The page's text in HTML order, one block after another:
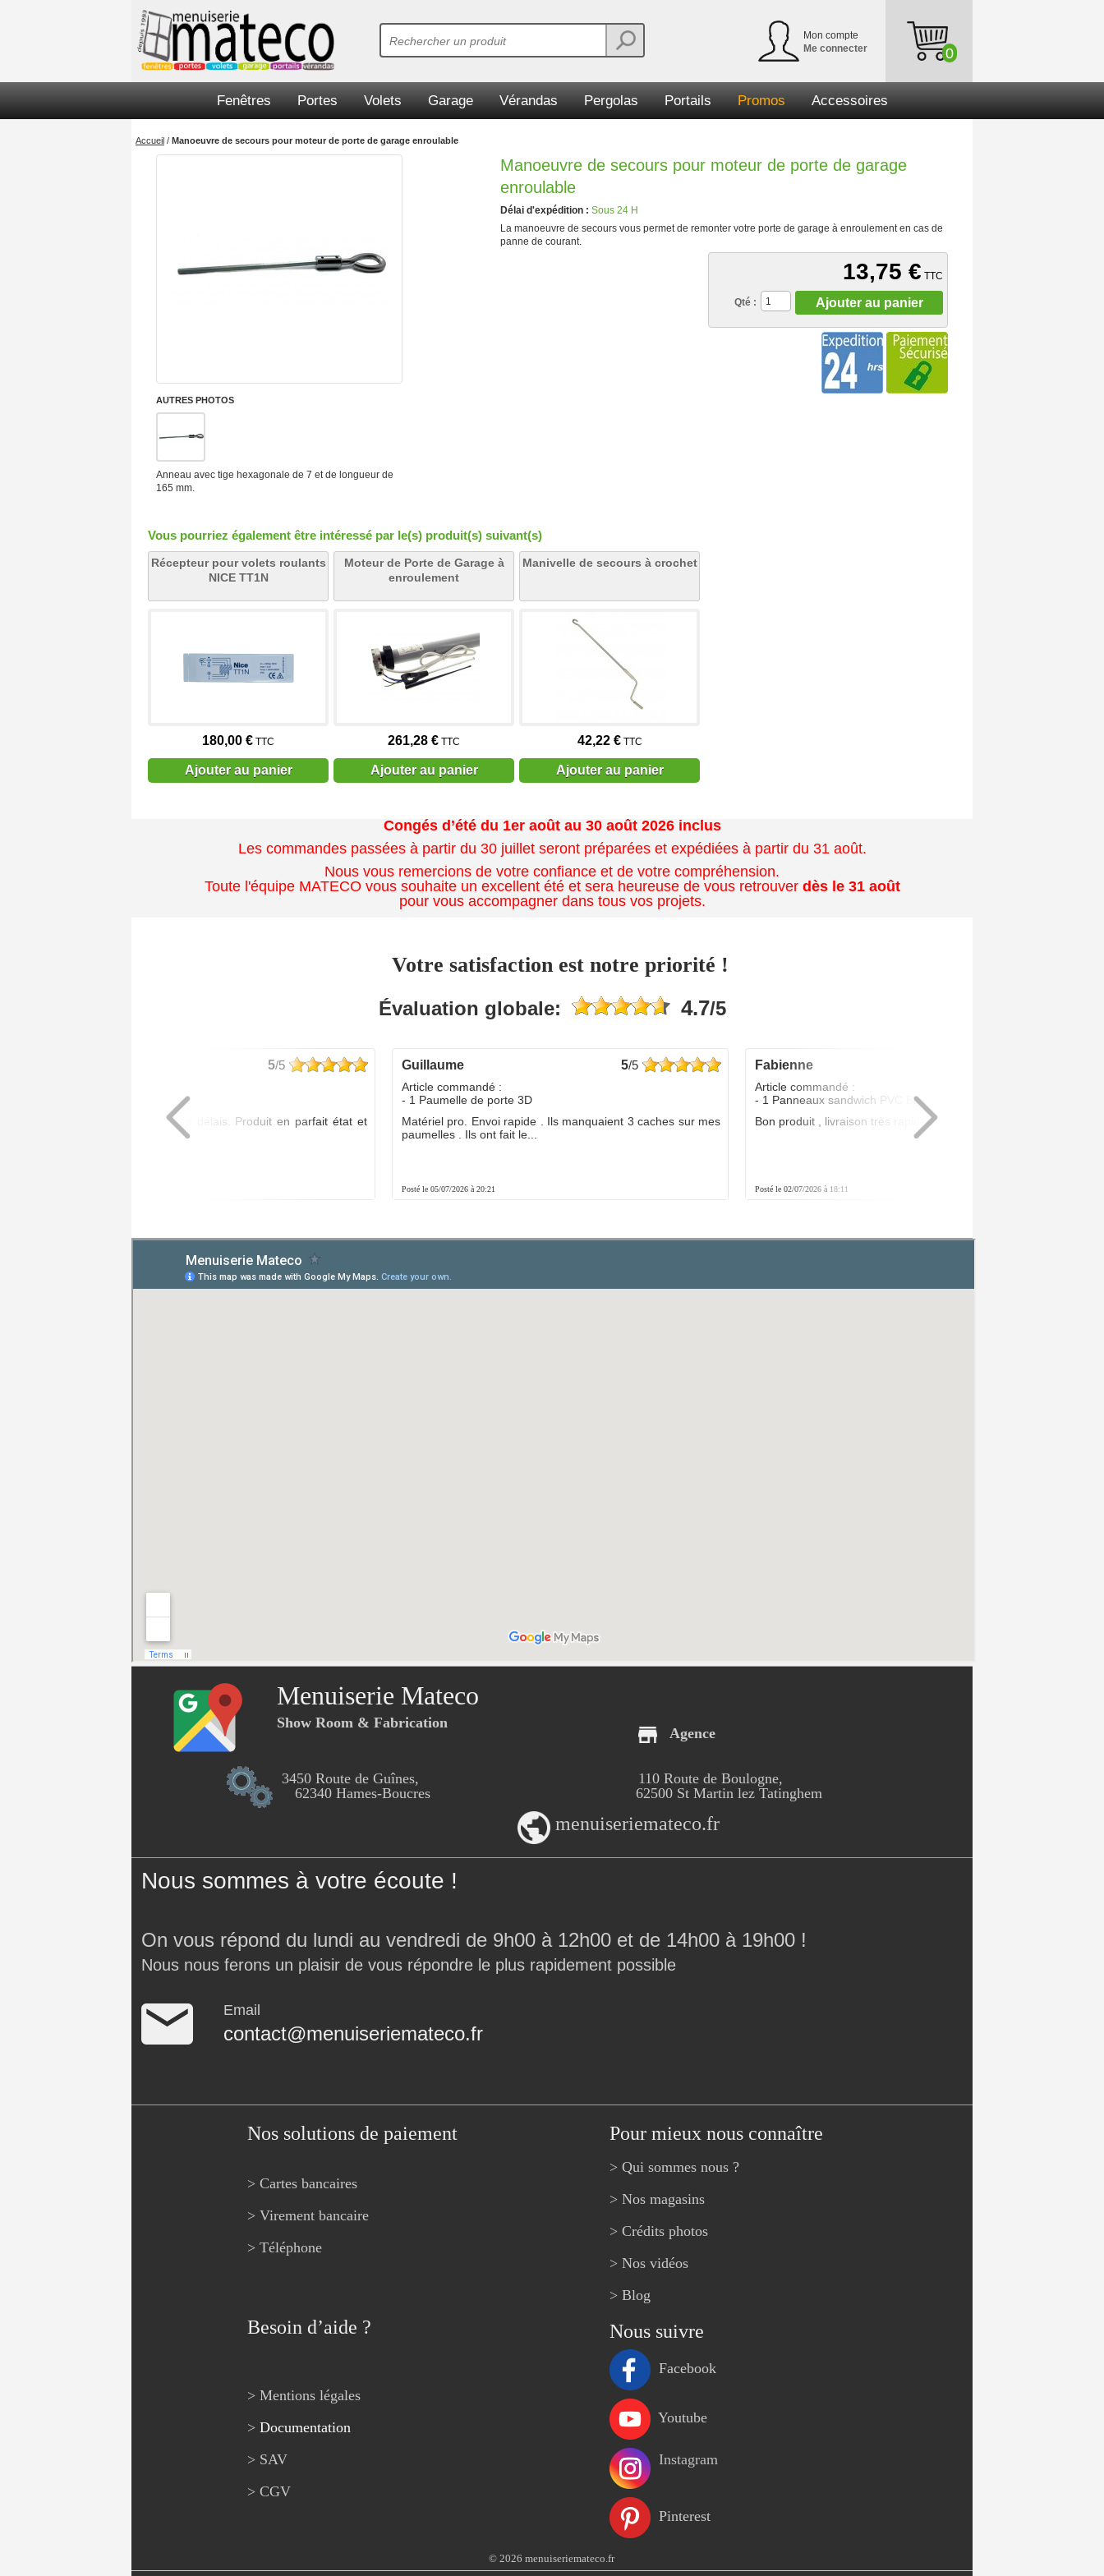
Mon compte
Me connecter
0
Fenêtres Portes Volets Garage Vérandas Pergolas Portails Promos Accessoires
Accueil / Manoeuvre de secours pour moteur de porte de garage enroulable
Manoeuvre de secours pour moteur de porte de garage
enroulable
Délai d'expédition : Sous 24 H
La manoeuvre de secours vous permet de remonter votre porte de garage à enroulement en cas de
panne de courant.
13,75 € TTC
Qté : Ajouter au panier
AUTRES PHOTOS
Anneau avec tige hexagonale de 7 et de longueur de
165 mm.
Vous pourriez également être intéressé par le(s) produit(s) suivant(s)
Récepteur pour volets roulants
NICE TT1N
180,00 € TTC
Ajouter au panier
Moteur de Porte de Garage à
enroulement
261,28 € TTC
Ajouter au panier
Manivelle de secours à crochet
42,22 €TTC
Ajouter au panier
Congés d’été du 1er août au 30 août 2026 inclus
Les commandes passées à partir du 30 juillet seront préparées et expédiées à partir du 31 août.
Nous vous remercions de votre confiance et de votre compréhension.
Toute l'équipe MATECO vous souhaite un excellent été et sera heureuse de vous retrouver dès le 31 août
pour vous accompagner dans tous vos projets.
Votre satisfaction est notre priorité !
Évaluation globale: 4.7/5
5/5
Livraison assurée dans les délais. Produit en parfait état et
guillaume 5/5
Posté le 05/07/2026 à 20:21
Article commandé :
- 1 Paumelle de porte 3D
Matériel pro. Envoi rapide . Ils manquaient 3 caches sur mes
paumelles . Ils ont fait le...
fabienne
Posté le 02/07/2026 à 18:11
Article commandé :
- 1 Panneaux sandwich PVC Blanc 24 MM
Bon produit , livraison très rapide .Parfait
Menuiserie Mateco
Show Room & Fabrication
Agence
3450 Route de Guînes,
62340 Hames-Boucres
110 Route de Boulogne,
62500 St Martin lez Tatinghem
menuiseriemateco.fr
Nous sommes à votre écoute !
On vous répond du lundi au vendredi de 9h00 à 12h00 et de 14h00 à 19h00 !
Nous nous ferons un plaisir de vous répondre le plus rapidement possible
Email
contact@menuiseriemateco.fr
Nos solutions de paiement Pour mieux nous connaître
> Cartes bancaires
> Virement bancaire
> Téléphone
> Qui sommes nous ?
> Nos magasins
> Crédits photos
> Nos vidéos
> Blog
Besoin d’aide ? Nous suivre
> Mentions légales
> Documentation
> SAV
> CGV
Facebook
Youtube
Instagram
Pinterest
© 2026 menuiseriemateco.fr